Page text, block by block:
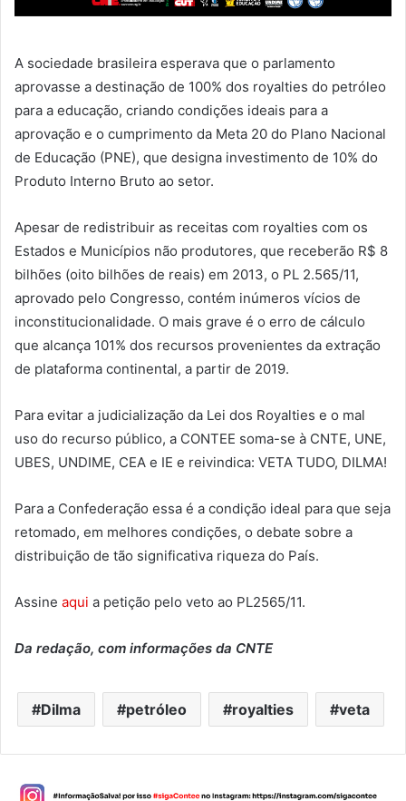
A sociedade brasileira esperava que o parlamento
aprovasse a destinação de 100% dos royalties do petróleo
para a educação, criando condições ideais para a
aprovação e o cumprimento da Meta 20 do Plano Nacional
de Educação (PNE), que designa investimento de 10% do
Produto Interno Bruto ao setor.
Apesar de redistribuir as receitas com royalties com os
Estados e Municípios não produtores, que receberão R$ 8
bilhões (oito bilhões de reais) em 2013, o PL 2.565/11,
aprovado pelo Congresso, contém inúmeros vícios de
inconstitucionalidade. O mais grave é o erro de cálculo
que alcança 101% dos recursos provenientes da extração
de plataforma continental, a partir de 2019.
Para evitar a judicialização da Lei dos Royalties e o mal
uso do recurso público, a CONTEE soma-se à CNTE, UNE,
UBES, UNDIME, CEA e IE e reivindica: VETA TUDO, DILMA!
Para a Confederação essa é a condição ideal para que seja
retomado, em melhores condições, o debate sobre a
distribuição de tão significativa riqueza do País.
Assine aqui a petição pelo veto ao PL2565/11.
Da redação, com informações da CNTE
Dilma petróleo royalties veta